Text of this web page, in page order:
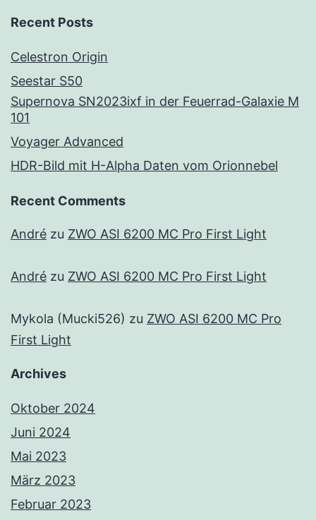
Recent Posts
Celestron Origin
Seestar S50
Supernova SN2023ixf in der Feuerrad-Galaxie M
101
Voyager Advanced
HDR-Bild mit H-Alpha Daten vom Orionnebel
Recent Comments
André zu ZWO ASI 6200 MC Pro First Light
André zu ZWO ASI 6200 MC Pro First Light
Mykola (Mucki526) zu ZWO ASI 6200 MC Pro
First Light
Archives
Oktober 2024
Juni 2024
Mai 2023
März 2023
Februar 2023